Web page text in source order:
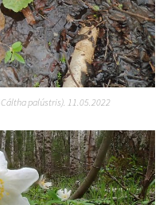
Cáltha palústris). 11.05.2022